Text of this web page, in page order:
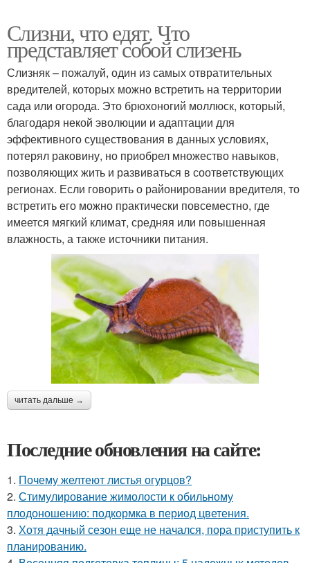
Слизни, что едят. Что
представляет собой слизень
Слизняк – пожалуй, один из самых отвратительных
вредителей, которых можно встретить на территории
сада или огорода. Это брюхоногий моллюск, который,
благодаря некой эволюции и адаптации для
эффективного существования в данных условиях,
потерял раковину, но приобрел множество навыков,
позволяющих жить и развиваться в соответствующих
регионах. Если говорить о районировании вредителя, то
встретить его можно практически повсеместно, где
имеется мягкий климат, средняя или повышенная
влажность, а также источники питания.
читать дальше →
Последние обновления на сайте:
1. Почему желтеют листья огурцов?
2. Стимулирование жимолости к обильному
плодоношению: подкормка в период цветения.
3. Хотя дачный сезон еще не начался, пора приступить к
планированию.